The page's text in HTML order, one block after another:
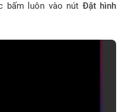
bấm luôn vào nút Đặt hình